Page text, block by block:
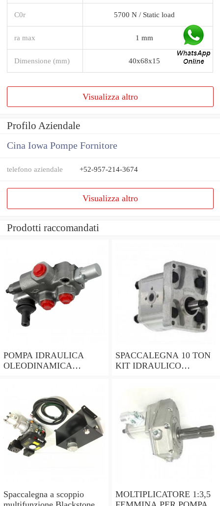
C0r 5700 N / Static load
ra max 1 mm
Dimensione (mm) 40x68x15
Visualizza altro
Profilo Aziendale
Cina Iowa Pompe Fornitore
telefono aziendale +52-957-214-3674
Visualizza altro
Prodotti raccomandati
POMPA IDRAULICA
OLEODINAMICA
TRATTORE LANDINI
SPACCALEGNA 10 TON
KIT IDRAULICO
DELTASTORE
Spaccalegna a scoppio
MOLTIPLICATORE 1:3,5